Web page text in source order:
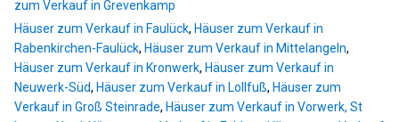
zum Verkauf in Grevenkamp
Häuser zum Verkauf in Faulück, Häuser zum Verkauf in
Rabenkirchen-Faulück, Häuser zum Verkauf in Mittelangeln,
Häuser zum Verkauf in Kronwerk, Häuser zum Verkauf in
Neuwerk-Süd, Häuser zum Verkauf in Lollfuß, Häuser zum
Verkauf in Groß Steinrade, Häuser zum Verkauf in Vorwerk, St